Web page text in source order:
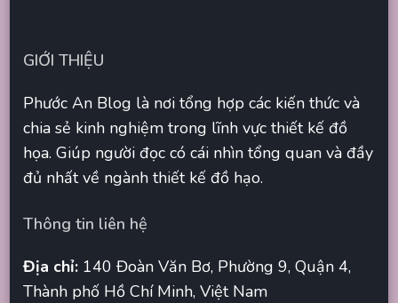
GIỚI THIỆU
Phước An Blog là nơi tổng hợp các kiến thức và
chia sẻ kinh nghiệm trong lĩnh vực thiết kế đồ
họa. Giúp người đọc có cái nhìn tổng quan và đầy
đủ nhất về ngành thiết kế đồ hạo.
Thông tin liên hệ
Địa chỉ: 140 Đoàn Văn Bơ, Phường 9, Quận 4,
Thành phố Hồ Chí Minh, Việt Nam